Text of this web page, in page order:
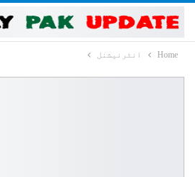
Home انٹرنیشنل